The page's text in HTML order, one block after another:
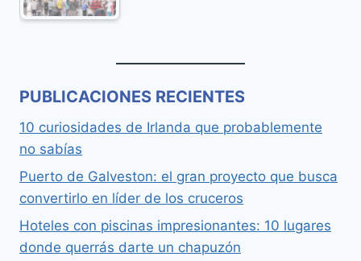
PUBLICACIONES RECIENTES
10 curiosidades de Irlanda que probablemente
no sabías
Puerto de Galveston: el gran proyecto que busca
convertirlo en líder de los cruceros
Hoteles con piscinas impresionantes: 10 lugares
donde querrás darte un chapuzón